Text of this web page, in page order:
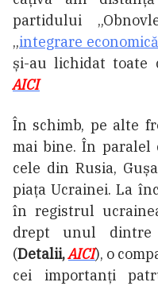
partidului
„integrare
și-au lichidat toate
AICI
În schimb, pe alte
mai bine. În paralel
cele din Rusia,
piața Ucrainei. La
în registrul
drept unul dintre
(Detalii,AICI), o
cei importanți